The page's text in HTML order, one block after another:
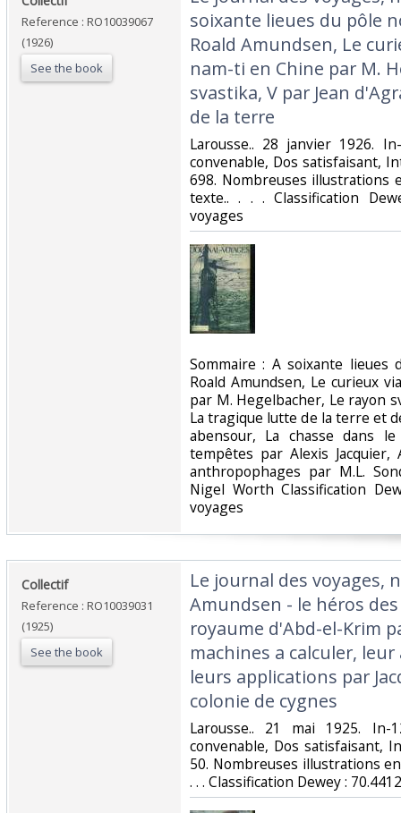
Reference : RO10039067
(1926)
See the book
soixante lieues du pôle
Roald Amundsen, Le
nam-ti en Chine par M.
svastika, V par Jean
de la terre‎
‎Larousse.. 28 janvier 1926.
convenable, Dos satisfaisant,
698. Nombreuses
texte.. . . . Classification
voyages‎
‎Sommaire : A soixante lieues
Roald Amundsen, Le curieux
par M. Hegelbacher, Le rayon
La tragique lutte de la terre et
abensour, La chasse dans
tempêtes par Alexis
anthropophages par M.L.
Nigel Worth Classification
voyages‎
‎Collectif‎
Reference : RO10039031
(1925)
See the book
‎Le journal des voyages,
Amundsen - le héros
royaume d'Abd-el-Krim
machines a calculer,
leurs applications par
colonie de cygnes‎
‎Larousse.. 21 mai 1925. In-
convenable, Dos satisfaisant,
50. Nombreuses illustrations
. . . Classification Dewey :